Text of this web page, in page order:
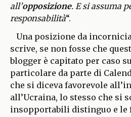
all’opposizione. E si assuma
responsabilità“.
Una posizione da
scrive, se non fosse che
blogger è capitato per caso
particolare da parte di
che si diceva favorevole
all’Ucraina, lo stesso che si
insopportabili distinguo e le